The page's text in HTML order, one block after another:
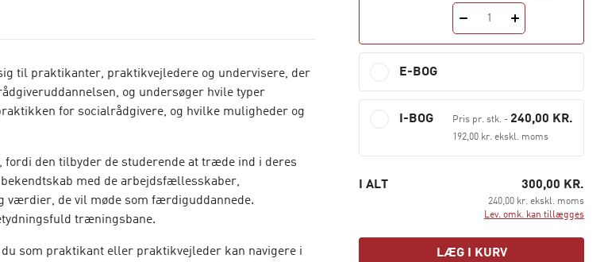
til praktikanter, praktikvejledere og undervisere, der
og undersøger hvile typer
for socialrådgivere, og hvilke muligheder og
den tilbyder de studerende at træde ind i deres
med de arbejdsfællesskaber,
værdier, de vil møde som færdiguddannede.
træningsbane.
du som praktikant eller praktikvejleder kan navigere i
1
E-BOG
I-BOG Pris pr. stk. - 240,00 KR.
192,00 kr. ekskl. moms
I ALT 300,00 KR.
240,00 kr. ekskl. moms
Lev. omk. kan tillægges
LÆG I KURV